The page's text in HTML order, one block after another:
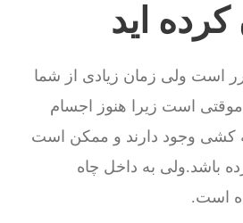
کرده اید
است ولی زمان زیادی از شما
است زیرا هنوز اجسام
کشی وجود دارند و ممکن است
باشد.ولی به داخل چاه
است.